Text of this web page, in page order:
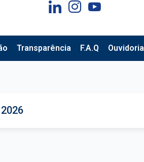
Transparência F.A.Q Ouvidoria